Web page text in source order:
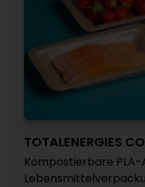
TOTALENERGIES
Kompostierbare